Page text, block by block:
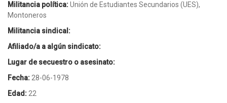
(AÑO)
Militancia política:Unión de Estudiantes Secundarios (UES),
Montoneros
Militancia sindical:
Afiliado/a a algún sindicato:
Lugar de secuestro o asesinato:
Fecha: 28-06-1978
Edad: 22